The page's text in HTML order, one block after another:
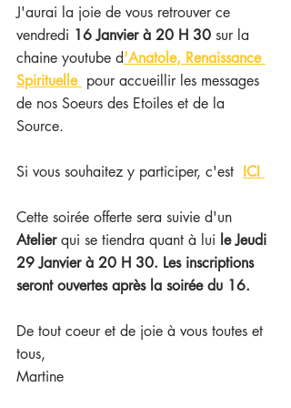
J'aurai la joie de vous retrouver ce
vendredi 16 Janvier à 20 H 30 sur la
chaine youtube d'Anatole, Renaissance
Spirituelle pour accueillir les messages
de nos Soeurs des Etoiles et de la
Source.
Si vous souhaitez y participer, c'est ICI
Cette soirée offerte sera suivie d'un
Atelier qui se tiendra quant à lui le Jeudi
29 Janvier à 20 H 30. Les inscriptions
seront ouvertes après la soirée du 16.
De tout coeur et de joie à vous toutes et
tous,
Martine